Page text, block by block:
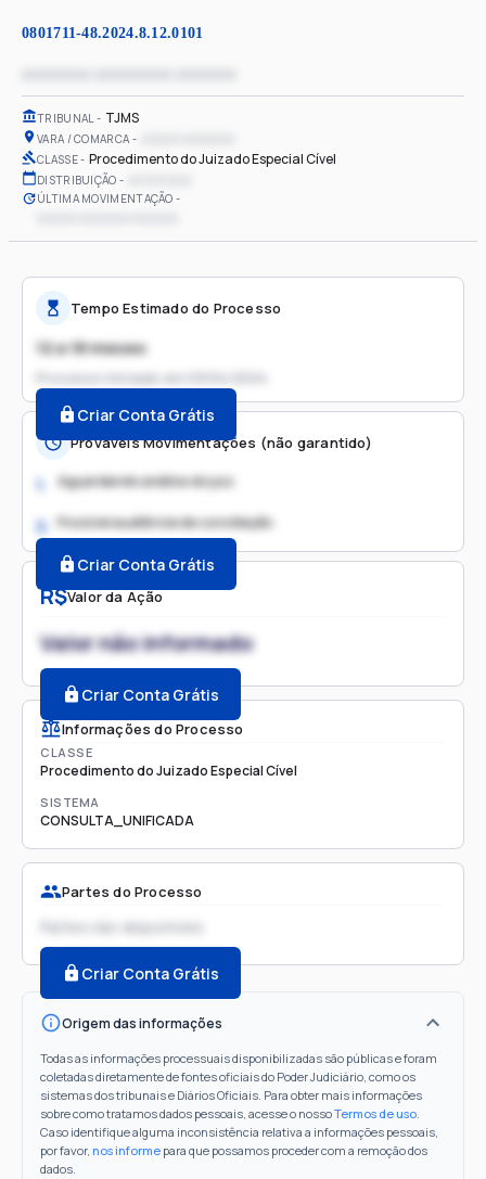
0801711-48.2024.8.12.0101
TRIBUNAL TJMS
VARA / COMARCA
CLASSE Procedimento do Juizado Especial Cível
DISTRIBUIÇÃO
ÚLTIMA MOVIMENTAÇÃO
R$Valor da Ação
Valor não informado
Criar Conta Grátis
Informações do Processo
CLASSE
Procedimento do Juizado Especial Cível
SISTEMA
CONSULTA_UNIFICADA
Partes do Processo
Partes não disponíveis
Criar Conta Grátis
Origem das informações
Todas as informações processuais disponibilizadas são públicas e foram
coletadas diretamente de fontes oficiais do Poder Judiciário, como os
sistemas dos tribunais e Diários Oficiais. Para obter mais informações
sobre como tratamos dados pessoais, acesse o nossoTermos de uso.
Caso identifique alguma inconsistência relativa a informações pessoais,
por favor, nos informe para que possamos proceder com a remoção dos
dados.
Tempo Estimado do Processo
12 a 18 meses
Processo iniciado em
Criar Conta Grátis
Prováveis Movimentações (não garantido)
1. Aguardando análise do juiz
2. Possível audiência de conciliação
Criar Conta Grátis